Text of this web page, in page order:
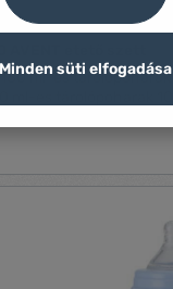
AVENT etető szett
Minden süti elfogadása